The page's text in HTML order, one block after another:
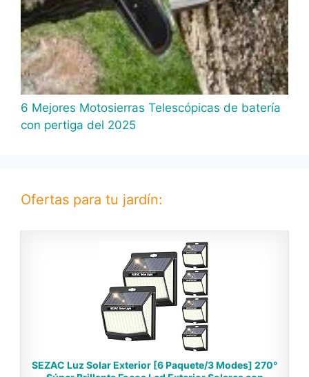
6 Mejores Motosierras Telescópicas de batería
con pertiga del 2025
Ofertas para tu jardín:
SEZAC Luz Solar Exterior [6 Paquete/3 Modes] 270°